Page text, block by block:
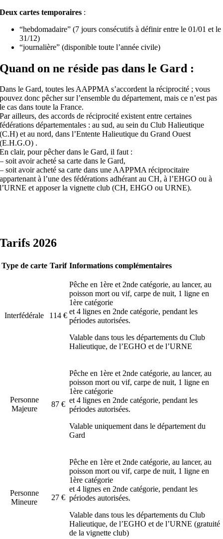
Deux cartes temporaires :
“hebdomadaire” (7 jours consécutifs à définir entre le 01/01 et le
31/12)
“journalière” (disponible toute l’année civile)
Quand on ne réside pas dans le Gard :
Dans le Gard, toutes les AAPPMA s’accordent la réciprocité ; vous
pouvez donc pêcher sur l’ensemble du département, mais ce n’est pas
le cas dans toute la France.
Par ailleurs, des accords de réciprocité existent entre certaines
fédérations départementales : au sud, au sein du Club Halieutique
(C.H) et au nord, dans l’Entente Halieutique du Grand Ouest
(E.H.G.O) .
En clair, pour pêcher dans le Gard, il faut :
– soit avoir acheté sa carte dans le Gard,
– soit avoir acheté sa carte dans une AAPPMA réciprocitaire
appartenant à l’une des fédérations adhérant au CH, à l’EHGO ou à
l’URNE et apposer la vignette club (CH, EHGO ou URNE).
Tarifs 2026
Type de carte Tarif Informations complémentaires
Interfédérale 114 €
Pêche en 1ère et 2nde catégorie, au lancer, au
poisson mort ou vif, carpe de nuit, 1 ligne en
1ère catégorie
et 4 lignes en 2nde catégorie, pendant les
périodes autorisées.
Valable dans tous les départements du Club
Halieutique, de l’EGHO et de l’URNE
Personne
Majeure
87 €
Pêche en 1ère et 2nde catégorie, au lancer, au
poisson mort ou vif, carpe de nuit, 1 ligne en
1ère catégorie
et 4 lignes en 2nde catégorie, pendant les
périodes autorisées.
Valable uniquement dans le département du
Gard
Personne
Mineure
27 €
Pêche en 1ère et 2nde catégorie, au lancer, au
poisson mort ou vif, carpe de nuit, 1 ligne en
1ère catégorie
et 4 lignes en 2nde catégorie, pendant les
périodes autorisées.
Valable dans tous les départements du Club
Halieutique, de l’EGHO et de l’URNE (gratuité
de la vignette club)